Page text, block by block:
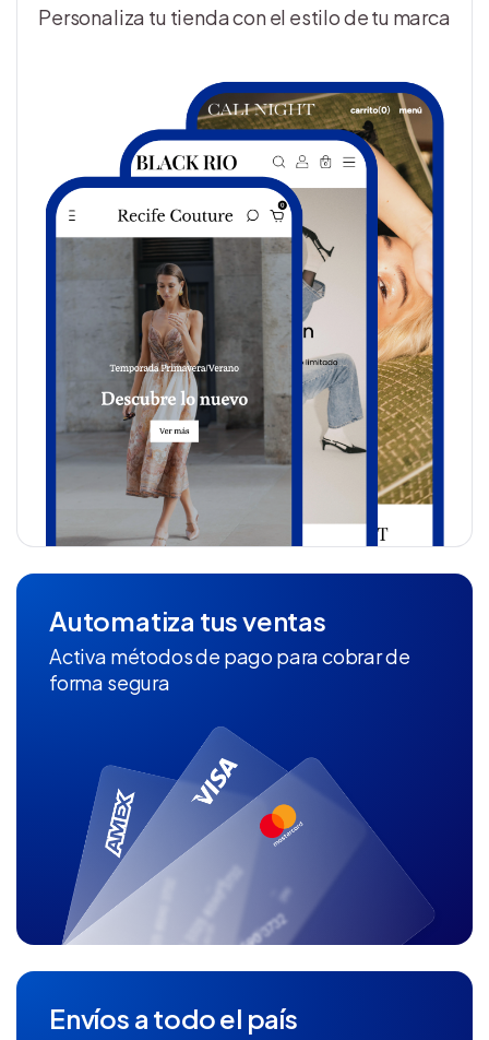
Personaliza tu tienda con el estilo de tu marca
Automatiza tus ventas
Activa métodos de pago para cobrar de
forma segura
Envíos a todo el país